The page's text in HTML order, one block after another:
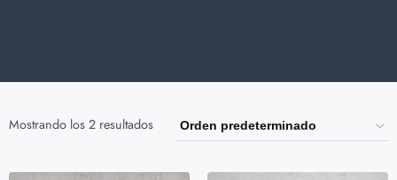
Mostrando los 2 resultados